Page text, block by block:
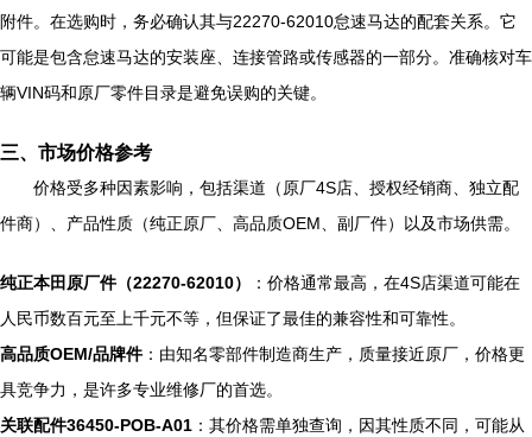
附件。在选购时，务必确认其与22270-62010怠速马达的配套关系。它
可能是包含怠速马达的安装座、连接管路或传感器的一部分。准确核对车
辆VIN码和原厂零件目录是避免误购的关键。
三、市场价格参考
价格受多种因素影响，包括渠道（原厂4S店、授权经销商、独立配
件商）、产品性质（纯正原厂、高品质OEM、副厂件）以及市场供需。
纯正本田原厂件（22270-62010）
：价格通常最高，在4S店渠道可能在
人民币数百元至上千元不等，但保证了最佳的兼容性和可靠性。
高品质OEM/品牌件：由知名零部件制造商生产，质量接近原厂，价格更
具竞争力，是许多专业维修厂的首选。
关联配件36450-POB-A01 ：其价格需单独查询，因其性质不同，可能从